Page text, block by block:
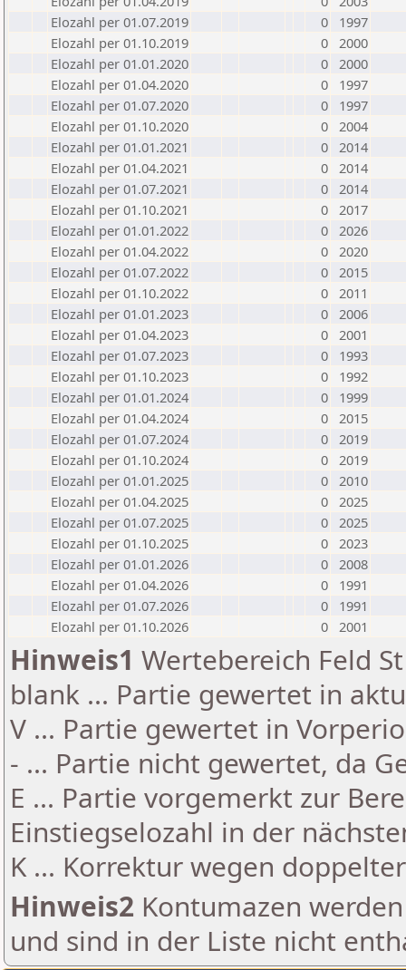
Elozahl per 01.07.2019
0
1997
Elozahl per 01.10.2019
0 2000
Elozahl per 01.01.2020
0 2000
Elozahl per 01.04.2020
0
1997
Elozahl per 01.07.2020
0
1997
Elozahl per 01.10.2020
0 2004
Elozahl per 01.01.2021
0 2014
Elozahl per 01.04.2021
0 2014
Elozahl per 01.07.2021
0 2014
Elozahl per 01.10.2021
0 2017
Elozahl per 01.01.2022
0 2026
Elozahl per 01.04.2022
0 2020
Elozahl per 01.07.2022
0 2015
Elozahl per 01.10.2022
0 2011
Elozahl per 01.01.2023
0 2006
Elozahl per 01.04.2023
0 2001
Elozahl per 01.07.2023
0
1993
Elozahl per 01.10.2023
0
1992
Elozahl per 01.01.2024
0
1999
Elozahl per 01.04.2024
0 2015
Elozahl per 01.07.2024
0 2019
Elozahl per 01.10.2024
0 2019
Elozahl per 01.01.2025
0 2010
Elozahl per 01.04.2025
0 2025
Elozahl per 01.07.2025
0 2025
Elozahl per 01.10.2025
0 2023
Elozahl per 01.01.2026
0 2008
Elozahl per 01.04.2026
0
1991
Elozahl per 01.07.2026
0
1991
Elozahl per 01.10.2026
0 2001
Hinweis1 Wertebereich Feld
blank ... Partie gewertet in
V ... Partie gewertet in
- ... Partie nicht gewertet, da
E ... Partie vorgemerkt zur
Einstiegselozahl in der
K ... Korrektur wegen
Hinweis2 Kontumazen
und sind in der Liste nicht